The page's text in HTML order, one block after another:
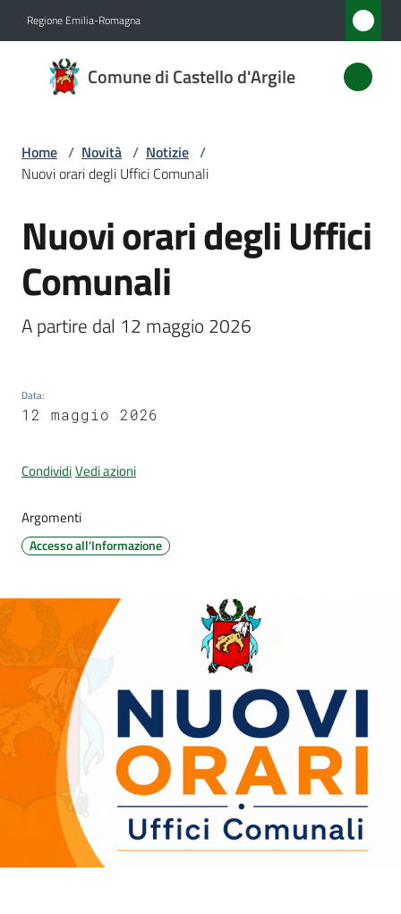
Regione Emilia-Romagna
Comune di Castello d'Argile
Comune
di
d'Argile
Amministrazione
Novità
Menu selezionato
Servizi
Castello
d'Argile
Amministrazione
Trasparente
Home / Novità / Notizie /
Nuovi orari degli Uffici Comunali
Salta al contenuto
Nuovi orari degli Uffici
Comunali
A partire dal 12 maggio 2026
Data:
12 maggio 2026
CondividiVedi azioni
Argomenti
Accesso all'Informazione